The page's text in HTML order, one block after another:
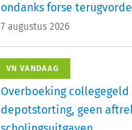
ondanks forse
7 augustus 2026
VN VANDAAG
Overboeking collegegeld
depotstorting, geen